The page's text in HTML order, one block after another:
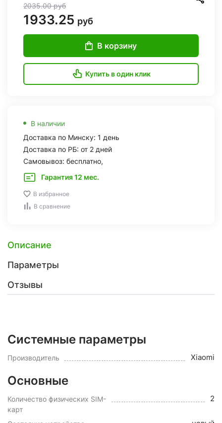
2035.00руб
1933.25 руб
В корзину
Купить в один клик
В наличии
Доставка по Минску: 1 день
Доставка по РБ: от 2 дней
Самовывоз: бесплатно,
Гарантия 12 мес.
В избранное
В сравнение
Описание
Параметры
Отзывы
Системные параметры
Производитель Xiaomi
Основные
Количество физических SIM-
карт
2